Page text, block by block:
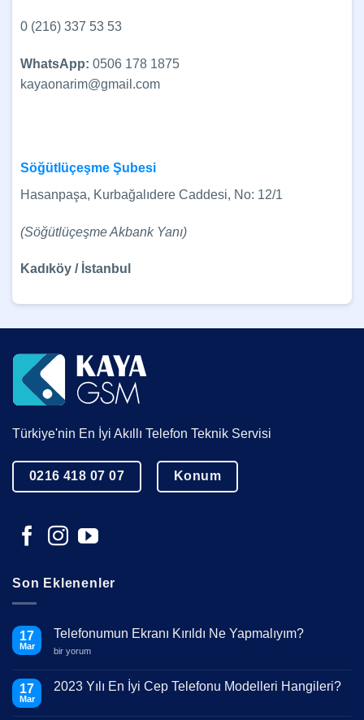
0 (216) 337 53 53
WhatsApp: 0506 178 1875
kayaonarim@gmail.com
Söğütlüçeşme Şubesi
Hasanpaşa, Kurbağalıdere Caddesi, No: 12/1
(Söğütlüçeşme Akbank Yanı)
Kadıköy / İstanbul
Türkiye'nin En İyi Akıllı Telefon Teknik Servisi
0216 418 07 07 Konum
Son Eklenenler
17
Mar
Telefonumun Ekranı Kırıldı Ne Yapmalıyım?
Telefonumun
Ne
Yapmalıyım?
bir yorum
17
Mar
2023 Yılı En İyi Cep Telefonu Modelleri Hangileri?